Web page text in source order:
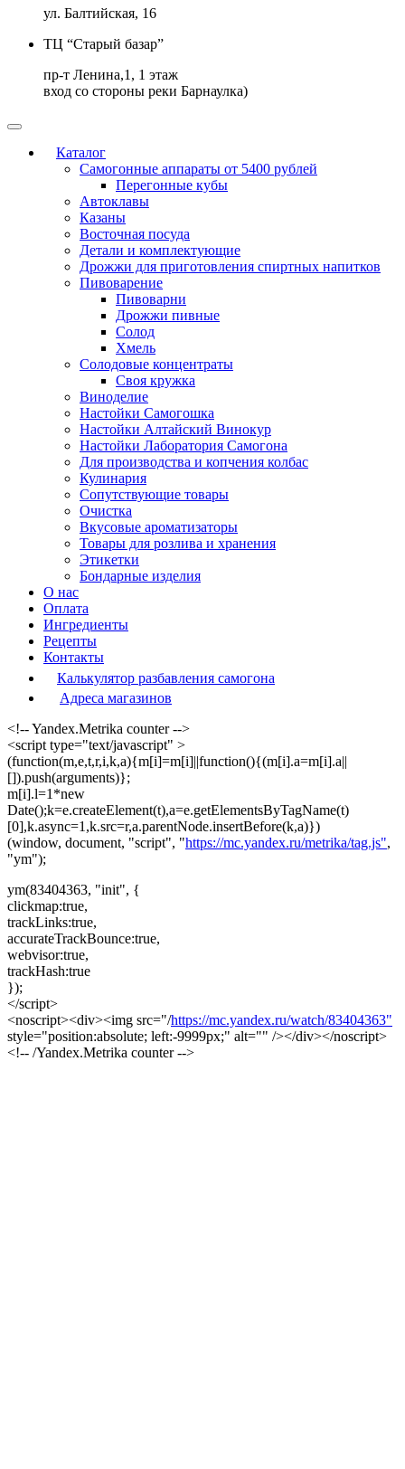
ул. Балтийская, 16
ТЦ “Старый базар”
пр-т Ленина,1, 1 этаж
вход со стороны реки Барнаулка)
Каталог
Самогонные аппараты от 5400 рублей
Перегонные кубы
Автоклавы
Казаны
Восточная посуда
Детали и комплектующие
Дрожжи для приготовления спиртных напитков
Пивоварение
Пивоварни
Дрожжи пивные
Солод
Хмель
Солодовые концентраты
Своя кружка
Виноделие
Настойки Самогошка
Настойки Алтайский Винокур
Настойки Лаборатория Самогона
Для производства и копчения колбас
Кулинария
Сопутствующие товары
Очистка
Вкусовые ароматизаторы
Товары для розлива и хранения
Этикетки
Бондарные изделия
О нас
Оплата
Ингредиенты
Рецепты
Контакты
Калькулятор разбавления самогона
Адреса магазинов
<!-- Yandex.Metrika counter -->
<script type="text/javascript" >
(function(m,e,t,r,i,k,a){m[i]=m[i]||function(){(m[i].a=m[i].a||
[]).push(arguments)};
m[i].l=1*new
Date();k=e.createElement(t),a=e.getElementsByTagName(t)
[0],k.async=1,k.src=r,a.parentNode.insertBefore(k,a)})
(window, document, "script", "https://mc.yandex.ru/metrika/tag.js",
"ym");
ym(83404363, "init", {
clickmap:true,
trackLinks:true,
accurateTrackBounce:true,
webvisor:true,
trackHash:true
});
</script>
<noscript><div><img src="/https://mc.yandex.ru/watch/83404363"
style="position:absolute; left:-9999px;" alt="" /></div></noscript>
<!-- /Yandex.Metrika counter -->